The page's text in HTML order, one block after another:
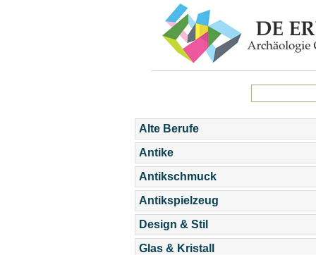
Alte Berufe
Antike
Antikschmuck
Antikspielzeug
Design & Stil
Glas & Kristall